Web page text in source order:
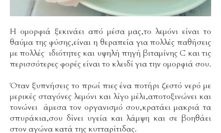
Η ομορφιά ξεκινάει από μέσα μας,το λεμόνι είναι το
θαύμα της φύσης,είναι η θεραπεία για πολλές παθήσεις
με πολλές ιδιότητες και υψηλή πηγή βιταμίνης C και τις
περισσότερες φορές είναι το κλειδί για την ομορφιά σου.
Όταν ξυπνήσεις το πρωί πιες ένα ποτήρι ζεστό νερό με
μερικές σταγόνες λεμόνι και λίγο μέλι,αποτοξινώνει και
τονώνει άμεσα τον οργανισμό σου,κρατάει μακριά τα
σπυράκια,σου δίνει υγεία και λάμψη και σε βοηθάει
στον αγώνα κατά της κυτταρίτιδας.